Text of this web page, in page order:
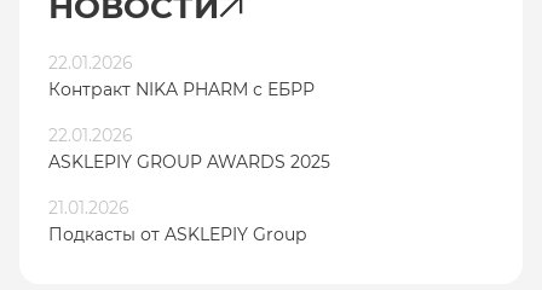
22.01.2026
Контракт NIKA PHARM с ЕБРР
22.01.2026
ASKLEPIY GROUP AWARDS 2025
21.01.2026
Подкасты от ASKLEPIY Group